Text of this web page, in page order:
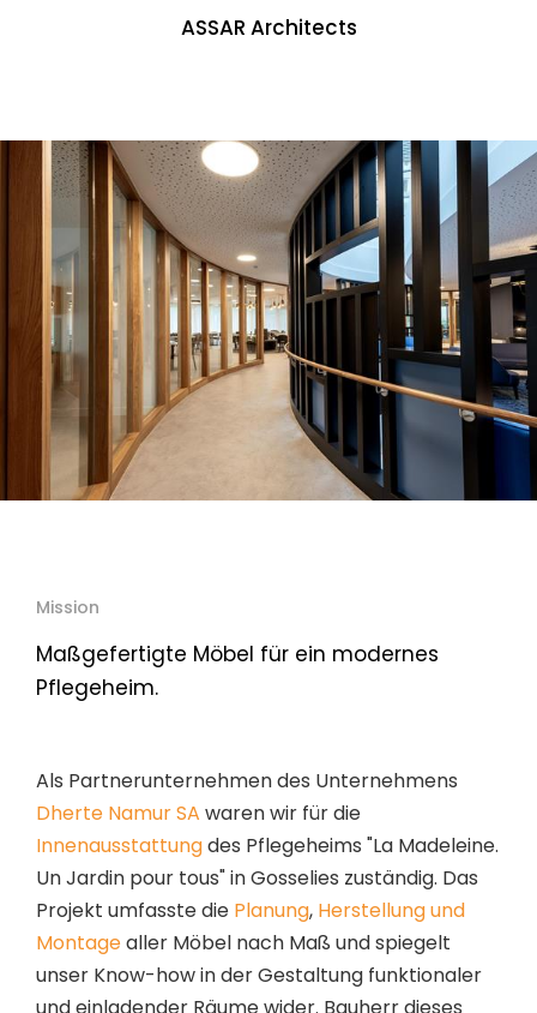
ASSAR Architects
Mission
Maßgefertigte Möbel für ein modernes
Pflegeheim.
Als Partnerunternehmen des Unternehmens
Dherte Namur SA waren wir für die
Innenausstattungdes Pflegeheims "La Madeleine.
Un Jardin pour tous" in Gosselies zuständig. Das
Projekt umfasste die Planung, Herstellung und
Montagealler Möbel nach Maß und spiegelt
unser Know-how in der Gestaltung funktionaler